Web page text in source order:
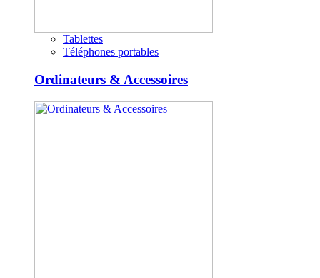
Tablettes
Téléphones portables
Ordinateurs & Accessoires